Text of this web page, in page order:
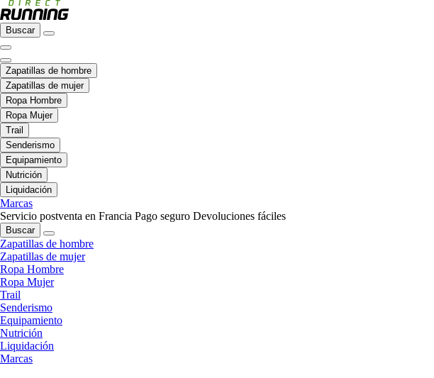
Buscar
Zapatillas de hombre
Zapatillas de mujer
Ropa Hombre
Ropa Mujer
Trail
Senderismo
Equipamiento
Nutrición
Liquidación
Marcas
Servicio postventa en Francia Pago seguro Devoluciones fáciles
Buscar
Zapatillas de hombre
Zapatillas de mujer
Ropa Hombre
Ropa Mujer
Trail
Senderismo
Equipamiento
Nutrición
Liquidación
Marcas